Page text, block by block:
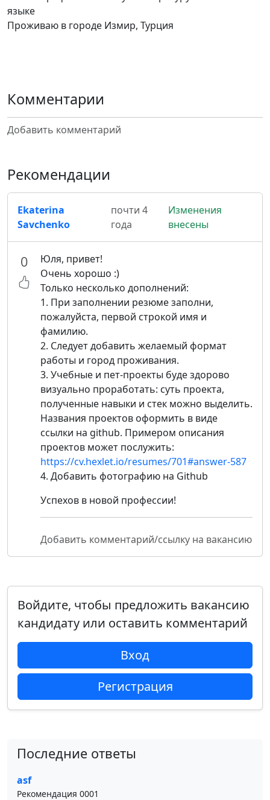
языке
Проживаю в городе Измир, Турция
Комментарии
Добавить комментарий
Рекомендации
Ekaterina
Savchenko
почти 4
года
Изменения
внесены
0
Юля, привет!
Очень хорошо :)
Только несколько дополнений:
1. При заполнении резюме заполни,
пожалуйста, первой строкой имя и
фамилию.
2. Следует добавить желаемый формат
работы и город проживания.
3. Учебные и пет-проекты буде здорово
визуально проработать: суть проекта,
полученные навыки и стек можно выделить.
Названия проектов оформить в виде
ссылки на github. Примером описания
проектов может послужить:
https://cv.hexlet.io/resumes/701#answer-587
4. Добавить фотографию на Github
Успехов в новой профессии!
Добавить комментарий/ссылку на вакансию
Войдите, чтобы предложить вакансию
кандидату или оставить комментарий
Вход
Регистрация
Последние ответы
asf
Рекомендация 0001